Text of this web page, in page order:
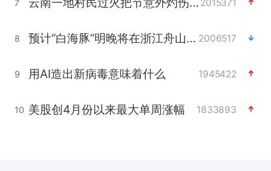
7 2015371
8 预计“白海豚”明晚将在浙江舟山到福建福鼎一带沿海登陆 2006517
9 用AI造出新病毒意味着什么 1945422
10 美股创4月份以来最大单周涨幅 1833893